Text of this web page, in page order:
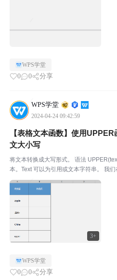
WPS学堂
0 0 分享
WPS学堂
2024-04-24 09:42:59
3+
【表格文本函数】使用
文大小写
将文本转换成大写形式。 语法
本。Text 可以为引用或文本字符串。 我
转换大小写。WPS表格中的UPPER函数
键转换成大写格式，再也...
WPS学堂
0 0 分享